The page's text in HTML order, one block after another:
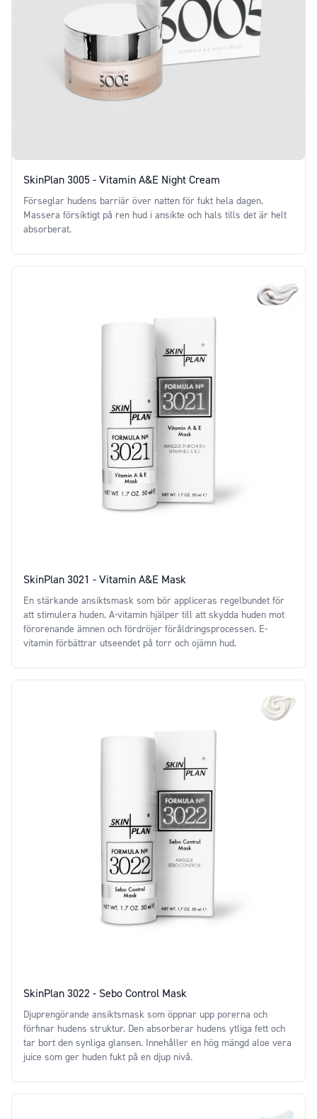
SkinPlan 3005 - Vitamin A&E Night Cream
Förseglar hudens barriär över natten för fukt hela dagen.
Massera försiktigt på ren hud i ansikte och hals tills det är helt
absorberat.
SkinPlan 3021 - Vitamin A&E Mask
En stärkande ansiktsmask som bör appliceras regelbundet för
att stimulera huden. A-vitamin hjälper till att skydda huden mot
förorenande ämnen och fördröjer föråldringsprocessen. E-
vitamin förbättrar utseendet på torr och ojämn hud.
SkinPlan 3022 - Sebo Control Mask
Djuprengörande ansiktsmask som öppnar upp porerna och
förfinar hudens struktur. Den absorberar hudens ytliga fett och
tar bort den synliga glansen. Innehåller en hög mängd aloe vera
juice som ger huden fukt på en djup nivå.